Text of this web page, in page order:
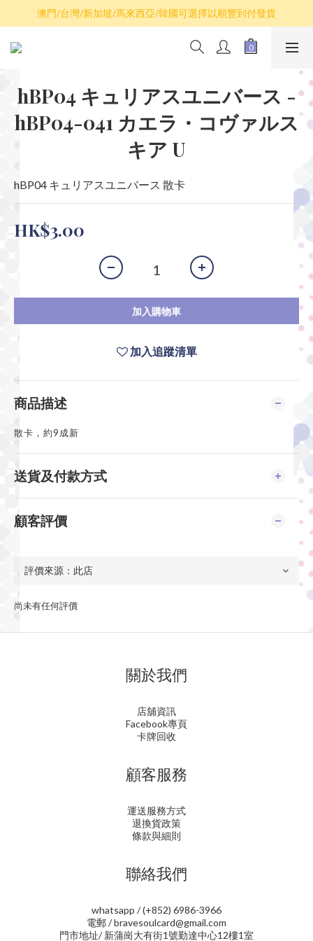
散卡買滿$100包平郵，全部產品買滿$800包順豐(香港境內)
澳門/台灣/新加坡/馬來西亞/韓國可選擇以順豐到付發貨
散卡買滿$100包平郵，全部產品買滿$800包順豐(香港境內)
hBP04 キュリアスユニバース -
hBP04-041 カエラ・コヴァルス
キア U
hBP04 キュリアスユニバース 散卡
HK$3.00
加入購物車
加入追蹤清單
商品描述
散卡，約9成新
送貨及付款方式
顧客評價
尚未有任何評價
關於我們
店舖資訊
Facebook專頁
卡牌回收
顧客服務
運送服務方式
退換貨政策
條款與細則
聯絡我們
whatsapp / (+852) 6986-3966
電郵 / bravesoulcard@gmail.com
門市地址/ 新蒲崗大有街1號勤達中心12樓1室